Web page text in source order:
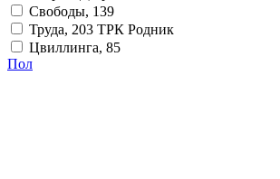
Свободы, 139
Труда, 203 ТРК Родник
Цвиллинга, 85
Пол